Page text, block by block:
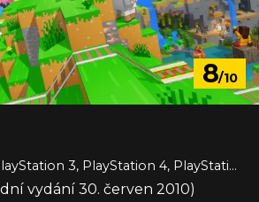
8/10
3DS, Android, PC, PlayStation 3, PlayStation 4, PlayStation 5, Switch, Switch 2, VITA, Wii U, Xbox 360, Xbox One, Xbox Series, iOS
vydání 30. červen 2010)